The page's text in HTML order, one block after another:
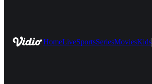
HomeLiveSportsSeriesMoviesKids